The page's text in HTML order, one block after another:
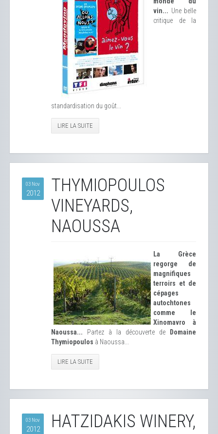
vin... Une belle
critique de la
standardisation du goût...
LIRE LA SUITE
03 Nov
2012
THYMIOPOULOS
VINEYARDS,
NAOUSSA
La Grèce
regorge de
magnifiques
terroirs et de
cépages
autochtones
comme le
Xinomavro à
Naoussa... Partez à la découverte de
Domaine
Thymiopoulos à Naoussa...
LIRE LA SUITE
03 Nov
2012
HATZIDAKIS WINERY,